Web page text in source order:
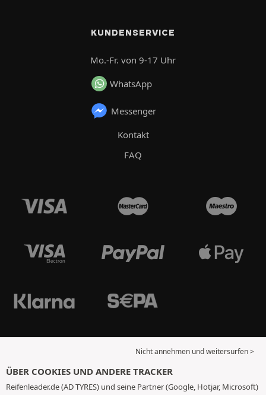
KUNDENSERVICE
Mo.-Fr. von 9-17 Uhr
WhatsApp
Messenger
Kontakt
FAQ
Nicht annehmen und weitersurfen >
ÜBER COOKIES UND ANDERE TRACKER
Reifenleader.de (AD TYRES) und seine Partner (Google, Hotjar, Microsoft)